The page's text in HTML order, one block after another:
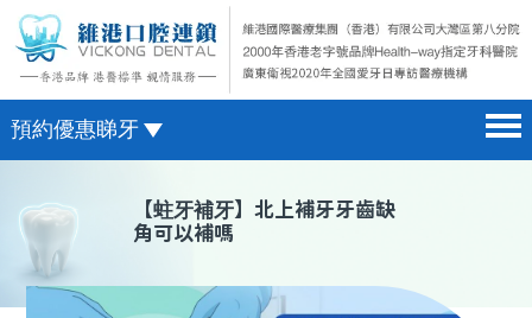
預約優惠睇牙
醫院簡介 hospital introduction
醫生介紹 doctor introduction
微信預約
WhatsApp預約
【蛀牙補牙】北上補牙牙齒缺
角可以補嗎